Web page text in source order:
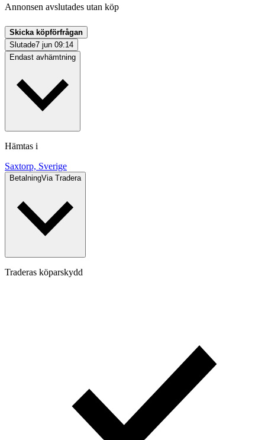
Annonsen avslutades utan köp
Skicka köpförfrågan
Slutade7 jun 09:14
Endast avhämtning
Hämtas i
Saxtorp, Sverige
BetalningVia Tradera
Traderas köparskydd